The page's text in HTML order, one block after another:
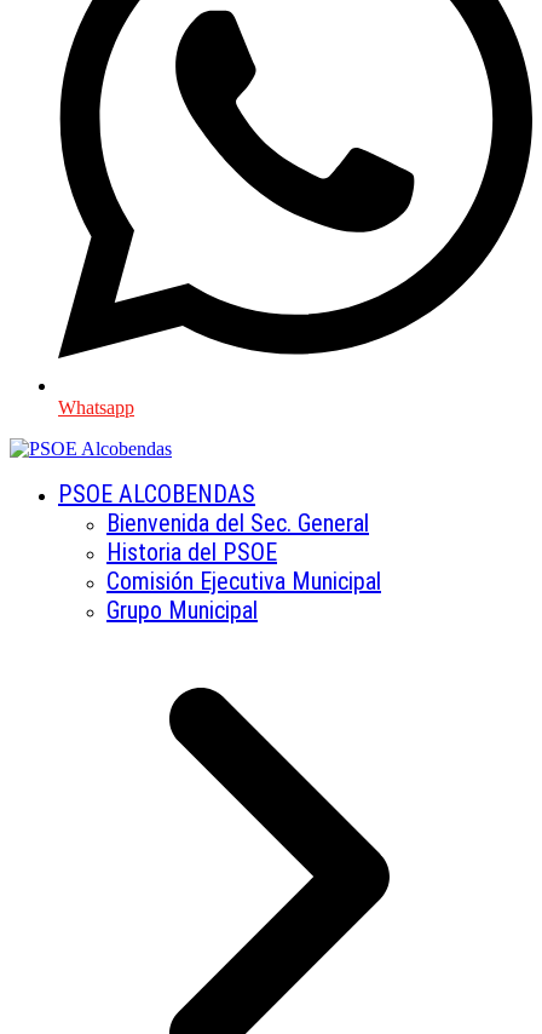
Whatsapp
PSOE ALCOBENDAS
Bienvenida del Sec. General
Historia del PSOE
Comisión Ejecutiva Municipal
Grupo Municipal